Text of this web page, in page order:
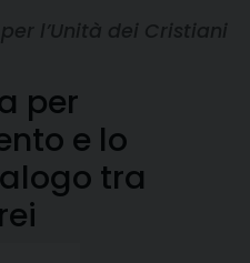
per
e lo
tra